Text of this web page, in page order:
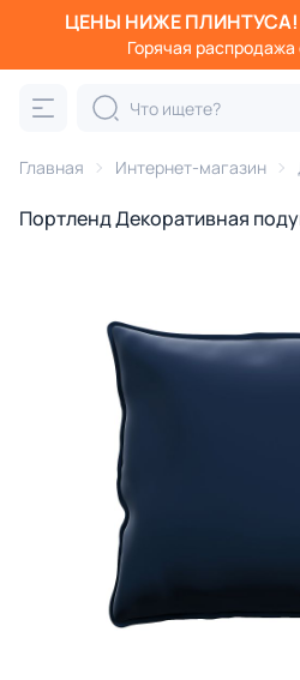
ЦЕНЫ НИЖЕ ПЛИНТУСА!
Горячая распродажа
Главная Интернет-магазин
Портленд Декоративная